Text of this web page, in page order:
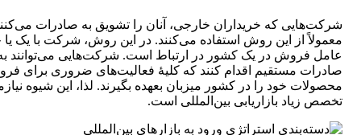
شرکت‌هایی که خریداران خارجی، آنان را تشویق به صادرات
معمولاً از این روش استفاده می‌کنند. در این روش، شرکت با یک یا
عامل فروش در یک کشور در ارتباط است. شرکت‌هایی می‌توانند
صادرات مستقیم اقدام کنند که کلیۀ فعالیت‌های ضروری برای
محصولات خود را در کشور میزبان بعهده بگیرند. لذا، این شیوه
تخصص زیاد بازاریابی بین‌المللی است.